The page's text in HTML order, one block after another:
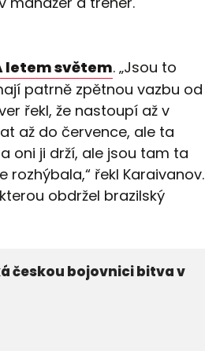
letem světem. „Jsou to
patrně zpětnou vazbu od
řekl, že nastoupí až v
až do července, ale ta
oni ji drží, ale jsou tam ta
rozhýbala,“ řekl Karaivanov.
obdržel brazilský
českou bojovnici bitva v